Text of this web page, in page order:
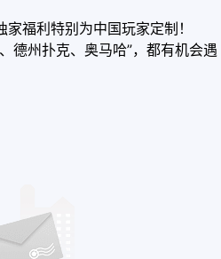
福利特别为中国玩家定制！
德州扑克、奥马哈”，都有机会遇